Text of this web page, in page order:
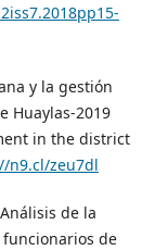
y la gestión
Huaylas-2019
in the district
n9.cl/zeu7dl
de la
de